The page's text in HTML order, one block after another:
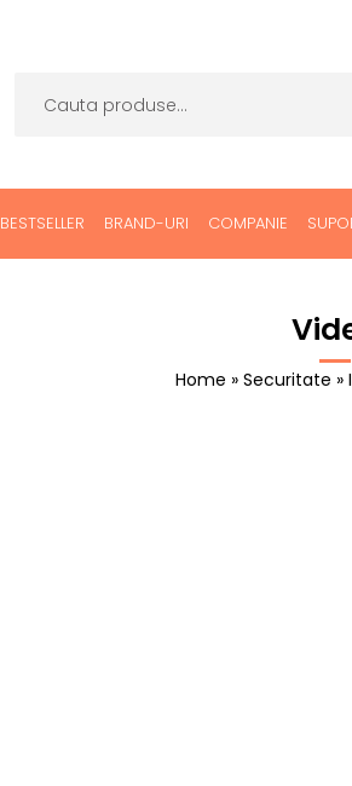
BESTSELLER BRAND-URI COMPANIE
Home » Securitate »